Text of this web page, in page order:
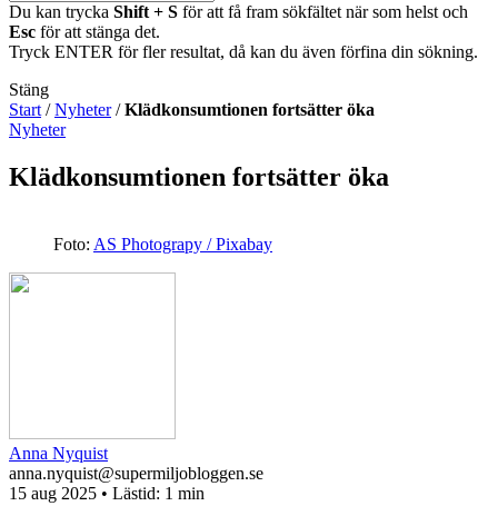
Du kan trycka Shift + S för att få fram sökfältet när som helst och
Esc för att stänga det.
Tryck ENTER för fler resultat, då kan du även förfina din sökning.
Stäng
Start /Nyheter/Klädkonsumtionen fortsätter öka
Nyheter
Klädkonsumtionen fortsätter öka
Foto: AS Photograpy / Pixabay
Anna Nyquist
anna.nyquist@supermiljobloggen.se
15 aug 2025 • Lästid: 1 min